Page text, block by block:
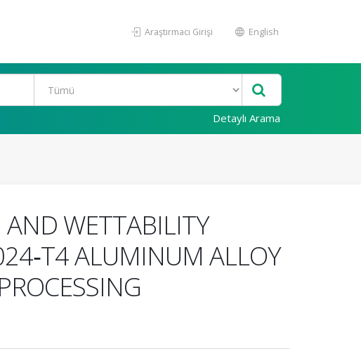
Araştırmacı Girişi English
Detaylı Arama
AND WETTABILITY
ALUMINUM ALLOY